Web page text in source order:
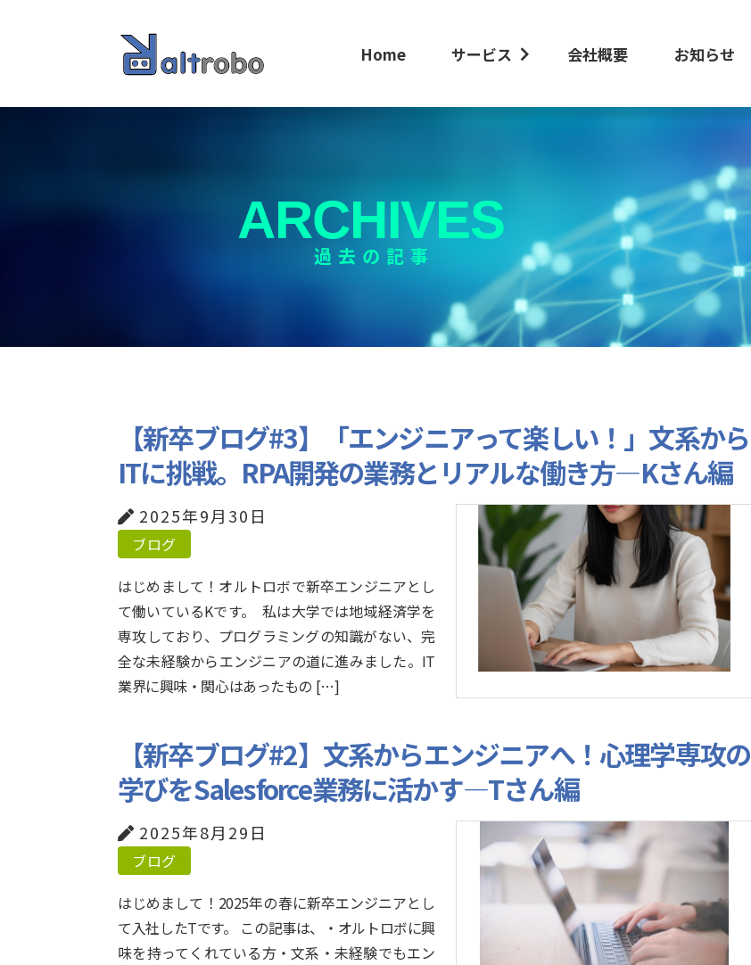
Home サービス 会社概要 お知らせ
ARCHIVES
過去の記事
【新卒ブログ#3】「エンジニアって楽しい！」文系から
ITに挑戦。RPA開発の業務とリアルな働き方—Kさん編
2025年9月30日
ブログ
はじめまして！オルトロボで新卒エンジニアとし
て働いているKです。 私は大学では地域経済学を
専攻しており、プログラミングの知識がない、完
全な未経験からエンジニアの道に進みました。IT
業界に興味・関心はあったもの […]
【新卒ブログ#2】文系からエンジニアへ！心理学専攻の
学びをSalesforce業務に活かす—Tさん編
2025年8月29日
ブログ
はじめまして！2025年の春に新卒エンジニアとし
て入社したTです。 この記事は、・オルトロボに興
味を持ってくれている方・文系・未経験でもエン